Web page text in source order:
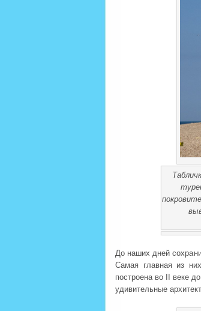
До наших дней
Самая главная из
построена во II веке
удивительные